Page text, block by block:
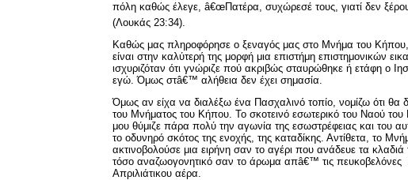
πόλη καθώς έλεγε, â€œΠατέρα, συχώρεσέ τους, γιατί δεν
(Λουκάς 23:34).
Καθώς μας πληροφόρησε ο ξεναγός μας στο Μνήμα του Κήπου,
είναι στην καλύτερή της μορφή μια επιστήμη επιστημονικών
ισχυριζόταν ότι γνώριζε πού ακριβώς σταυρώθηκε ή ετάφη ο
εγώ. Όμως στâ€™ αλήθεια δεν έχει σημασία.
Όμως αν είχα να διαλέξω ένα Πασχαλινό τοπίο, νομίζω ότι θα
του Μνήματος του Κήπου. Το σκοτεινό εσωτερικό του Ναού
μου θύμιζε πάρα πολύ την αγωνία της εσωστρέφειας και του
το οδυνηρό σκότος της ενοχής, της καταδίκης. Αντίθετα, το
ακτινοβολούσε μια ειρήνη σαν το αγέρι που ανάδευε τα
τόσο αναζωογονητικό σαν το άρωμα απâ€™ τις πευκοβελόνες
Απριλιάτικου αέρα.